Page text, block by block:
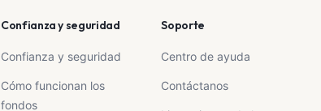
Confianza y seguridad
Confianza y seguridad
Cómo funcionan los
fondos
Soporte
Centro de ayuda
Contáctanos